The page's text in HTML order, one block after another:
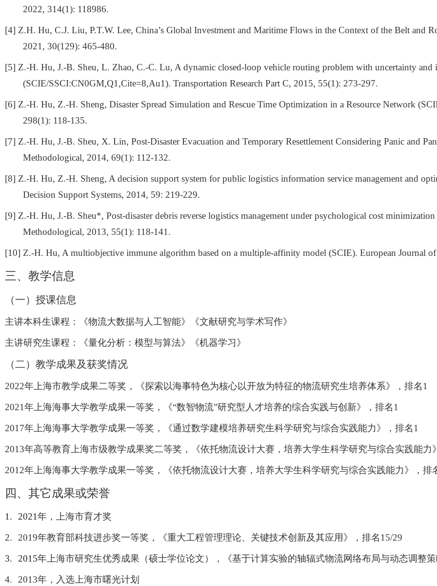
2022, 314(1): 118986.
[4] Z.H. Hu, C.J. Liu, P.T.W. Lee, China’s Global Investment and Maritime Flows in the Context of the Belt and
2021, 30(129): 465-480.
[5] Z.-H. Hu, J.-B. Sheu, L. Zhao, C.-C. Lu, A dynamic closed-loop vehicle routing problem with uncertainty and
(SCIE/SSCI:CN0GM,Q1,Cite=8,Au1). Transportation Research Part C, 2015, 55(1): 273-297.
[6] Z.-H. Hu, Z.-H. Sheng, Disaster Spread Simulation and Rescue Time Optimization in a Resource Network
298(1): 118-135.
[7] Z.-H. Hu, J.-B. Sheu, X. Lin, Post-Disaster Evacuation and Temporary Resettlement Considering Panic and
Methodological, 2014, 69(1): 112-132.
[8] Z.-H. Hu, Z.-H. Sheng, A decision support system for public logistics information service management and
Decision Support Systems, 2014, 59: 219-229.
[9] Z.-H. Hu, J.-B. Sheu*, Post-disaster debris reverse logistics management under psychological cost
Methodological, 2013, 55(1): 118-141.
[10] Z.-H. Hu, A multiobjective immune algorithm based on a multiple-affinity model (SCIE). European Journal
三、教学信息
（一）授课信息
主讲本科生课程：《物流大数据与人工智能》《文献研究与学术写作》
主讲研究生课程：《量化分析：模型与算法》《机器学习》
（二） 教学成果及获奖情况
2022年上海市教学成果二等奖，《探索以海事特色为核心以开放为特征的物流研究生培养体系》，排名1
2021年上海海事大学教学成果一等奖，《“数智物流”研究型人才培养的综合实践与创新》，排名1
2017年上海海事大学教学成果一等奖，《通过数学建模培养研究生科学研究与综合实践能力》，排名1
2013年高等教育上海市级教学成果奖二等奖，《依托物流设计大赛，培养大学生科学研究与综合实践能力
2012年上海海事大学教学成果一等奖，《依托物流设计大赛，培养大学生科学研究与综合实践能力》，排
四、其它成果或荣誉
1. 2021年，上海市育才奖
2. 2019年教育部科技进步奖一等奖，《重大工程管理理论、关键技术创新及其应用》，排名15/29
3. 2015年上海市研究生优秀成果（硕士学位论文），《基于计算实验的轴辐式物流网络布局与动态调整
4. 2013年，入选上海市曙光计划